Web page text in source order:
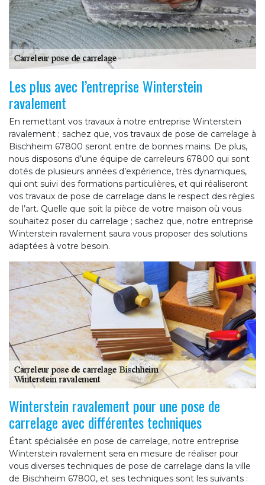
Les plus avec l’entreprise Winterstein
ravalement
En remettant vos travaux à notre entreprise Winterstein
ravalement ; sachez que, vos travaux de pose de carrelage à
Bischheim 67800 seront entre de bonnes mains. De plus,
nous disposons d’une équipe de carreleurs 67800 qui sont
dotés de plusieurs années d’expérience, très dynamiques,
qui ont suivi des formations particulières, et qui réaliseront
vos travaux de pose de carrelage dans le respect des règles
de l’art. Quelle que soit la pièce de votre maison où vous
souhaitez poser du carrelage ; sachez que, notre entreprise
Winterstein ravalement saura vous proposer des solutions
adaptées à votre besoin.
Winterstein ravalement pour une pose de
carrelage avec différentes techniques
Étant spécialisée en pose de carrelage, notre entreprise
Winterstein ravalement sera en mesure de réaliser pour
vous diverses techniques de pose de carrelage dans la ville
de Bischheim 67800, et ses techniques sont les suivants :